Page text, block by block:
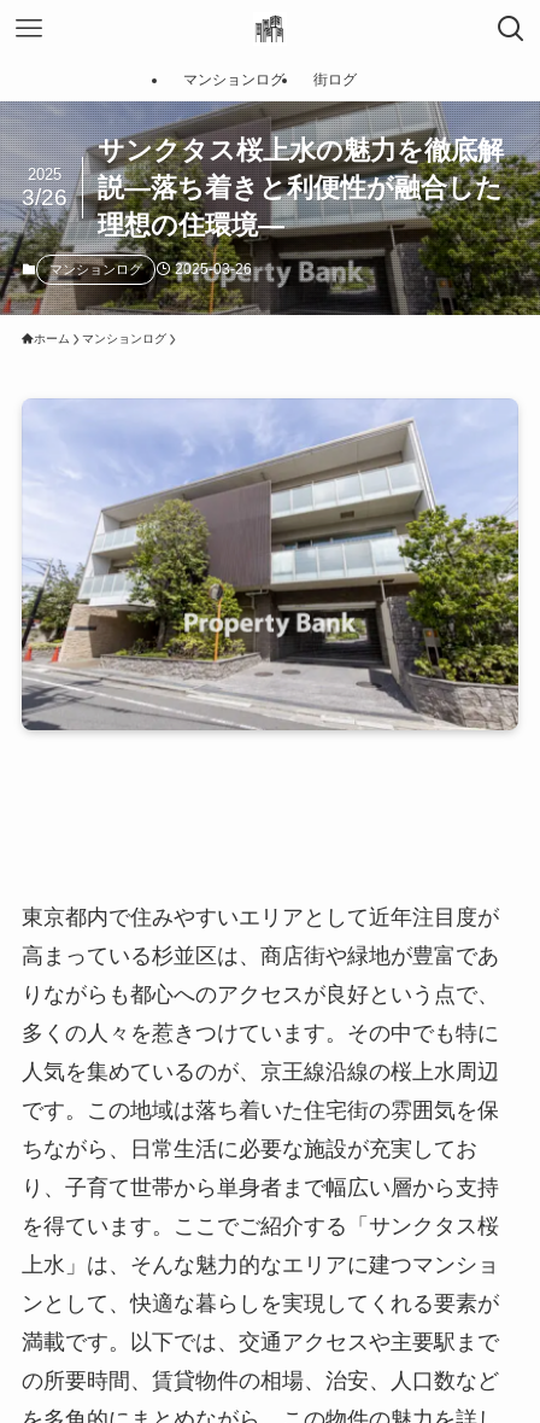
マンションログ 街ログ
サンクタス桜上水の魅力を徹底解
説—落ち着きと利便性が融合した
理想の住環境—
2025
3/26
マンションログ 2025-03-26
ホーム マンションログ
東京都内で住みやすいエリアとして近年注目度が
高まっている杉並区は、商店街や緑地が豊富であ
りながらも都心へのアクセスが良好という点で、
多くの人々を惹きつけています。その中でも特に
人気を集めているのが、京王線沿線の桜上水周辺
です。この地域は落ち着いた住宅街の雰囲気を保
ちながら、日常生活に必要な施設が充実してお
り、子育て世帯から単身者まで幅広い層から支持
を得ています。ここでご紹介する「サンクタス桜
上水」は、そんな魅力的なエリアに建つマンショ
ンとして、快適な暮らしを実現してくれる要素が
満載です。以下では、交通アクセスや主要駅まで
の所要時間、賃貸物件の相場、治安、人口数など